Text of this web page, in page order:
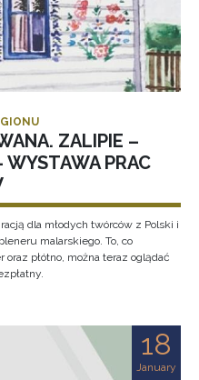
ZALIPIE –
WYSTAWA PRAC
dla młodych twórców z Polski i
malarskiego. To, co
płótno, można teraz oglądać
18
January